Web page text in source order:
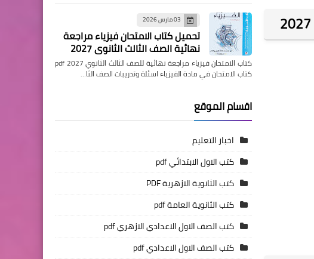
03 مارس 2026
تحميل كتاب الامتحان فيزياء مراجعة
نهائية الصف الثالث الثانوي 2027
كتاب الامتحان فيزياء مراجعة نهائية للصف الثالث الثانوي pdf 2027
كتاب الامتحان في مادة الفيزياء اسئلة وتدريبات الصف الثا…
اقسام الموقع
اخبار التعليم
كتب الاول الابتدائي pdf
كتب الثانوية الازهرية PDF
كتب الثانوية العامة pdf
كتب الصف الاول الاعدادي الازهري pdf
كتب الصف الاول الاعدادي pdf